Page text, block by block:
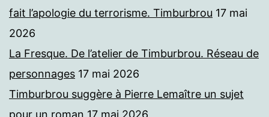
fait l’apologie du terrorisme. Timburbrou 17 mai
2026
La Fresque. De l’atelier de Timburbrou. Réseau de
personnages 17 mai 2026
Timburbrou suggère à Pierre Lemaître un sujet